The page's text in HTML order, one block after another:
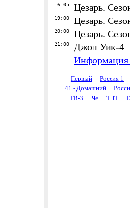
16:05 Цезарь.
19:00 Цезарь.
20:00 Цезарь.
21:00
Джон Уик-4
Информация
Первый Россия 1
41 - Домашний
ТВ-3
Че ТНТ